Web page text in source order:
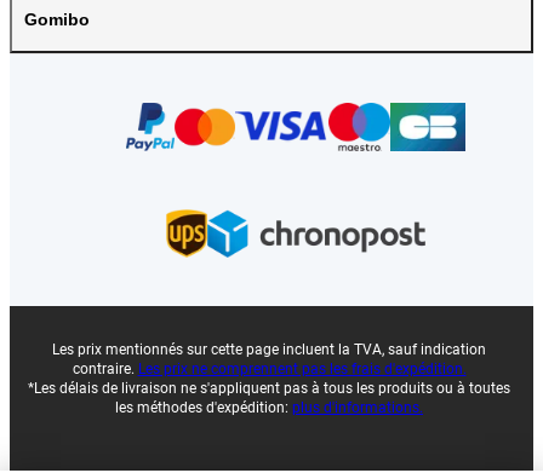
Gomibo
Les prix mentionnés sur cette page incluent la TVA, sauf indication
contraire. Les prix ne comprennent pas les frais d'expédition.
*Les délais de livraison ne s'appliquent pas à tous les produits ou à toutes
les méthodes d'expédition: plus d'informations.